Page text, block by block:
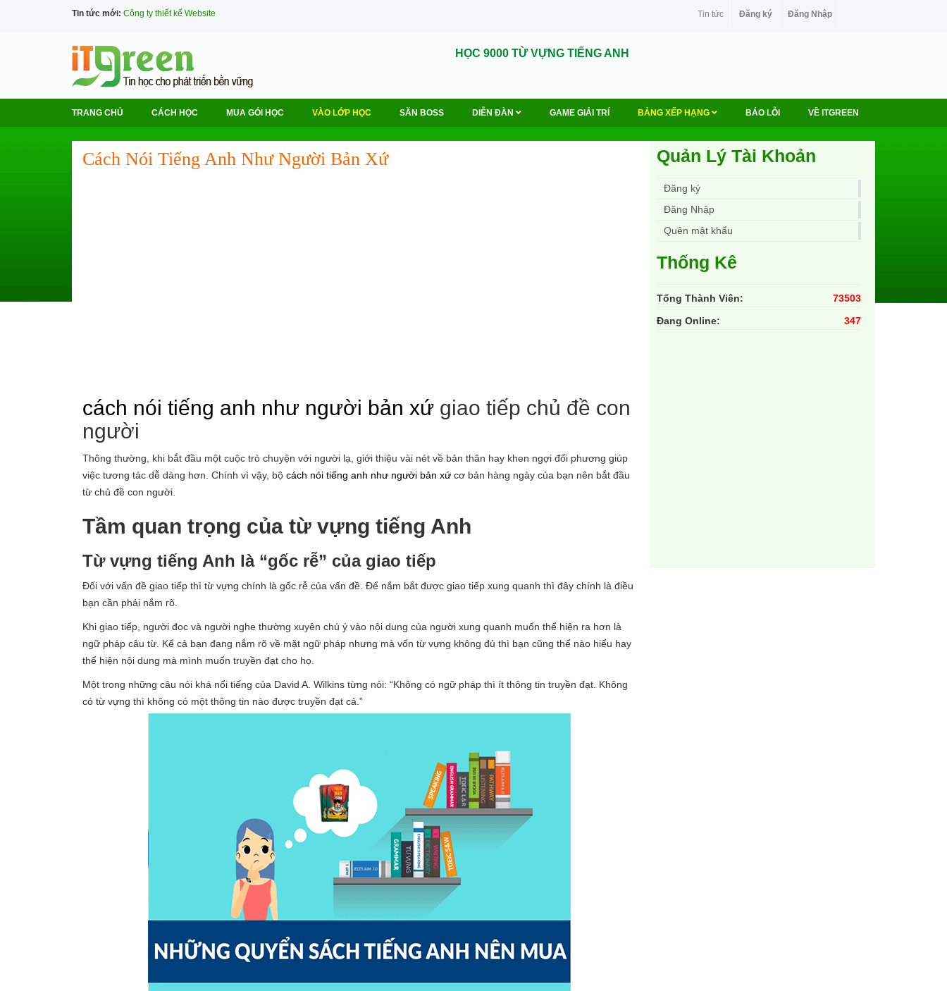
Tin tức mới: Công ty thiết kế Website Tin tức Đăng ký Đăng Nhập
HỌC 9000 TỪ VỰNG TIẾNG ANH
TRANG CHỦ CÁCH HỌC MUA GÓI HỌC VÀO LỚP HỌC SĂN BOSS DIỄN ĐÀN GAME GIẢI TRÍ BẢNG XẾP HẠNG BÁO LỖI VỀ ITGREEN
Cách Nói Tiếng Anh Như Người Bản Xứ
cách nói tiếng anh như người bản xứ giao tiếp chủ đề con
người
Thông thường, khi bắt đầu một cuộc trò chuyện với người lạ, giới thiệu vài nét về bản thân hay khen ngợi đối phương giúp
việc tương tác dễ dàng hơn. Chính vì vậy, bộ cách nói tiếng anh như người bản xứ cơ bản hàng ngày của bạn nên bắt đầu
từ chủ đề con người.
Tầm quan trọng của từ vựng tiếng Anh
Từ vựng tiếng Anh là “gốc rễ” của giao tiếp
Đối với vấn đề giao tiếp thì từ vựng chính là gốc rễ của vấn đề. Để nắm bắt được giao tiếp xung quanh thì đây chính là điều
bạn cần phải nắm rõ.
Khi giao tiếp, người đọc và người nghe thường xuyên chú ý vào nội dung của người xung quanh muốn thể hiện ra hơn là
ngữ pháp câu từ. Kể cả bạn đang nắm rõ về mặt ngữ pháp nhưng mà vốn từ vựng không đủ thì bạn cũng thể nào hiểu hay
thể hiện nội dung mà mình muốn truyền đạt cho họ.
Một trong những câu nói khá nổi tiếng của David A. Wilkins từng nói: “Không có ngữ pháp thì ít thông tin truyền đạt. Không
có từ vựng thì không có một thông tin nào được truyền đạt cả.”
Quản Lý Tài Khoản
Đăng ký
Đăng Nhập
Quên mật khẩu
Thống Kê
Tổng Thành Viên:
73503
Đang Online:
347